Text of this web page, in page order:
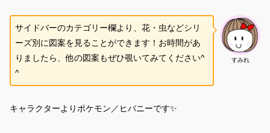
すみれ
サイドバーのカテゴリー欄より、花・虫などシリ
ーズ別に図案を見ることができます！お時間があ
りましたら、他の図案もぜひ覗いてみてください^
^
キャラクターよりポケモン／ヒバニーです✨